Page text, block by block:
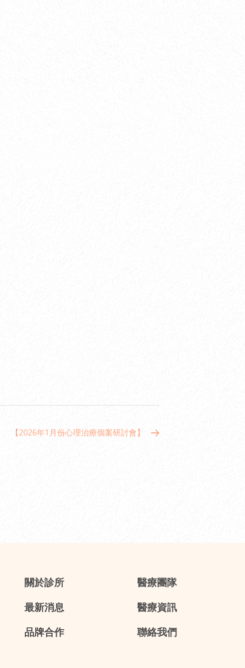
【2026年1月份心理治療個案研討會】
關於診所
醫療團隊
最新消息
醫療資訊
品牌合作
聯絡我們